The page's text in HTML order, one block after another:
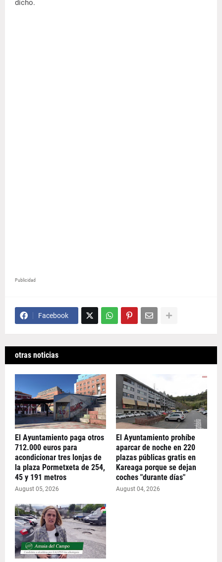
dicho.
Publicidad
Facebook
otras noticias
El Ayuntamiento paga otros
712.000 euros para
acondicionar tres lonjas de
la plaza Pormetxeta de 254,
45 y 191 metros
August 05, 2026
El Ayuntamiento prohíbe
aparcar de noche en 220
plazas públicas gratis en
Kareaga porque se dejan
coches "durante días"
August 04, 2026